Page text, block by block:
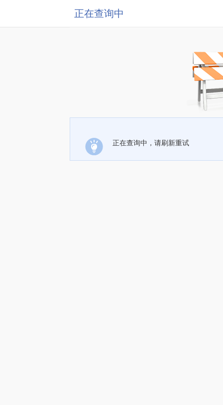
正在查询中
正在查询中，请刷新重试